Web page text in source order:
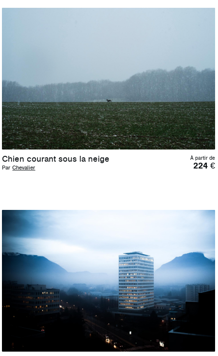
Chien courant sous la neige
Par Chevalier
À partir de
224€